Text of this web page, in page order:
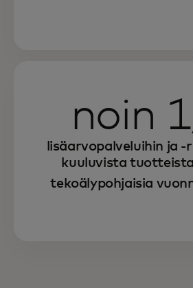
noin
lisäarvopalveluihin ja
kuuluvista
tekoälypohjaisia